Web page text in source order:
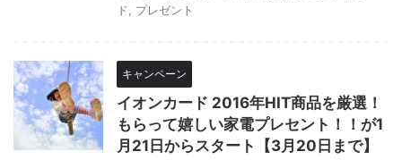
ド
プレゼント
キャンペーン
イオンカード 2016年HIT商品を厳選！
もらって嬉しい家電プレセント！！が1
月21日からスタート【3月20日まで】